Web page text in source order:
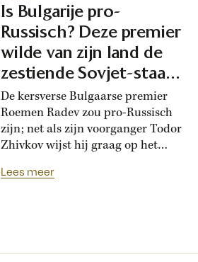
Is Bulgarije pro-
Russisch? Deze premier
wilde van zijn land de
zestiende Sovjet-staat
maken
De kersverse Bulgaarse premier
Roemen Radev zou pro-Russisch
zijn; net als zijn voorganger Todor
Zhivkov wijst hij graag op het
1878. Die vroegere premier was zo
Lees meer